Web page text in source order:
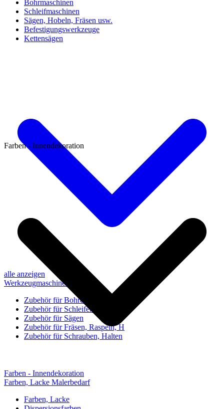
Bohrmaschinen
Schleifmaschinen
Sägen, Hobeln, Fräsen usw.
Befestigungswerkzeuge
Kettensägen
alle anzeigen
Werkzeugmaschinen-Zubehör
Zubehör für Bohren, Bohrhilfen
Zubehör für Schleifen, Poliere
Zubehör für Sägen
Zubehör für Fräsen, Raspeln, H
Zubehör für Schrauben, Halten
Farben - Innendekoration
Farben - Innendekoration
Farben, Lacke Malerbedarf
Farben, Lacke